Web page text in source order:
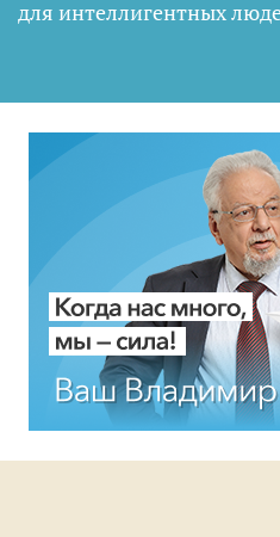
для интеллигентных